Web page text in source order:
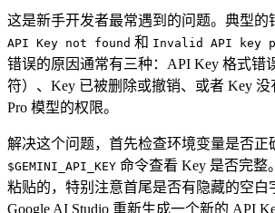
这是新手开发者最常遇到的问题。典型的
API Key not found 和 Invalid API key
错误的原因通常有三种：API Key 格式错
符）、Key 已被删除或撤销、或者 Key 没
Pro 模型的权限。
解决这个问题，首先检查环境变量是否正
$GEMINI_API_KEY 命令查看 Key 是否完整
粘贴的，特别注意首尾是否有隐藏的空白
Google AI Studio 重新生成一个新的 API